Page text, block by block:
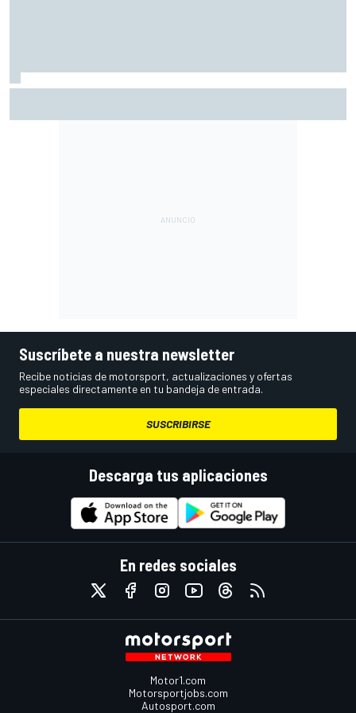
Suscríbete a nuestra newsletter
Recibe noticias de motorsport, actualizaciones y ofertas
especiales directamente en tu bandeja de entrada.
SUSCRIBIRSE
Descarga tus aplicaciones
En redes sociales
Motor1.com
Motorsportjobs.com
Autosport.com